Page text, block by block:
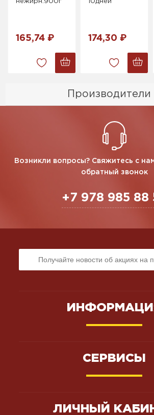
Производители
нежирн.900г
165,74 ₽
10дней
174,30 ₽
Возникли вопросы? Свяжитесь с
обратный звонок
+7 978 985 88
СЕРВИСЫ
ЛИЧНЫЙ